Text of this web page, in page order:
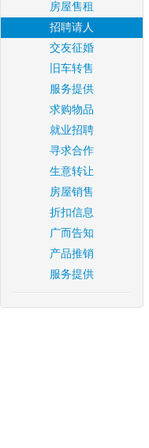
房屋售租
招聘请人
交友征婚
旧车转售
服务提供
求购物品
就业招聘
寻求合作
生意转让
房屋销售
折扣信息
广而告知
产品推销
服务提供